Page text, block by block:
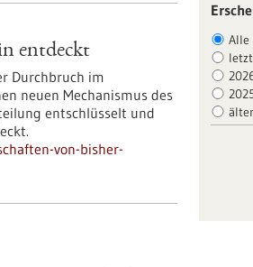
entdeckt
Durchbruch im
neuen Mechanismus des
entschlüsselt und
von-bisher-
Alle